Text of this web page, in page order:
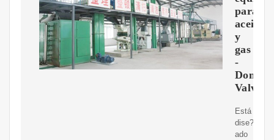
para
aceite
y
gas
-
Valve
Está
dise?
ado